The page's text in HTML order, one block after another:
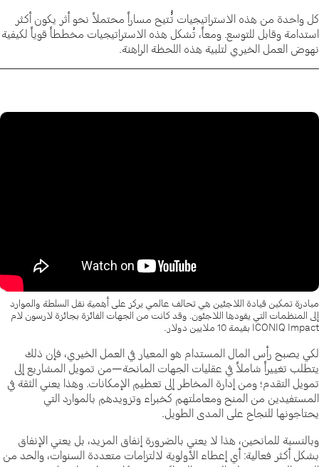
كل واحدة من هذه الاستراتيجيات تُُتيح مساراً محتملاً نحو أثر يكون أكثر
استدامة وقابل للتوسع. ومعاً، تُشكل هذه الاستراتيجيات مخططاً قوياً لكيفية
نهوض العمل الخيري لتلبية هذه اللحظة الراهنة.
مبادرة تمكين قيادة اللاجئين هي تحالف عالمي يركز على أهمية نقل السلطة والموارد
إلى المنظمات التي يقودها اللاجئون. وقد كانت من الجهات الفائزة بجائزة لارسون لام
ICONIQ Impact بقيمة 10 ملايين دولار.
لكي يصبح رأس المال المستدام هو المعيار في العمل الخيري، فإن ذلك
يتطلب تغييراً شاملاً في عقليات الجهات المانحة—من تمويل المشاريع إلى
تمويل التقدم؛ ومن إدارة المخاطر إلى تعظيم الإمكانات. وهذا يعني الثقة في
المستفيدين من المنح ومعاملتهم كخبراء وتزويدهم بالموارد التي
يحتاجونها للنجاح على المدى الطويل.
وبالنسبة للمانحين، هذا لا يعني بالضرورة إنفاق المزيد، بل يعني الإنفاق
بشكل أكثر فعالية: أي إعطاء الأولوية لالتزامات متعددة السنوات، والحد من